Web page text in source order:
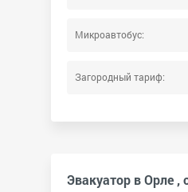
Микроавтобус:
Загородный тариф:
Эвакуатор в Орле ,